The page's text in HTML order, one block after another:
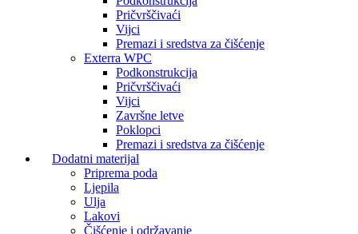
Pričvrščivaći
Vijci
Premazi i sredstva za čišćenje
Exterra WPC
Podkonstrukcija
Pričvrščivaći
Vijci
Završne letve
Poklopci
Premazi i sredstva za čišćenje
Dodatni materijal
Priprema poda
Ljepila
Ulja
Lakovi
Čišćenje i održavanje